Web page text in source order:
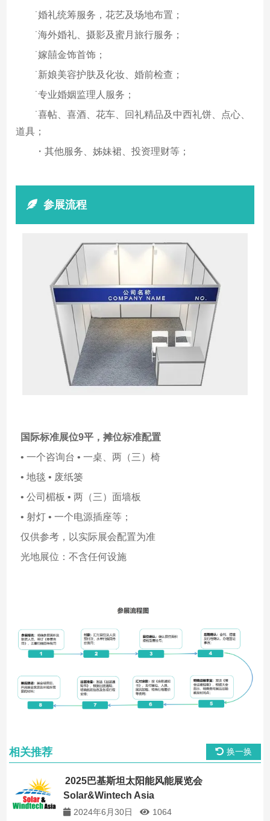
˙婚礼统筹服务，花艺及场地布置；
˙海外婚礼、摄影及蜜月旅行服务；
˙嫁囍金饰首饰；
˙新娘美容护肤及化妆、婚前检查；
˙专业婚姻监理人服务；
˙喜帖、喜酒、花车、回礼精品及中西礼饼、点心、
道具；
・其他服务、姊妹裙、投资理财等；
参展流程
国际标准展位9平，摊位标准配置
• 一个咨询台 • 一桌、两（三）椅
• 地毯 • 废纸篓
• 公司楣板 • 两（三）面墙板
• 射灯 • 一个电源插座等；
仅供参考，以实际展会配置为准
光地展位：不含任何设施
相关推荐 换一换
2025巴基斯坦太阳能风能展览会
Solar&Wintech Asia
2024年6月30日
1064